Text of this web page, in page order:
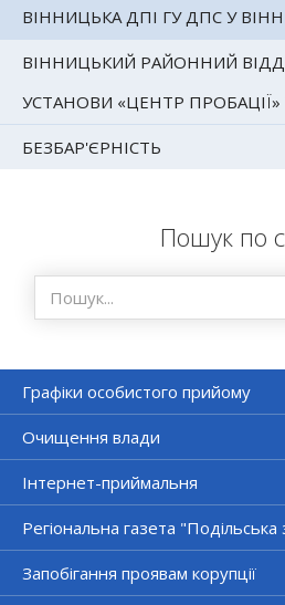
ВІННИЦЬКА ДПІ ГУ ДПС У
ВІННИЦЬКИЙ РАЙОННИЙ
УСТАНОВИ «ЦЕНТР ПРОБАЦІЇ»
БЕЗБАР'ЄРНІСТЬ
Пошук по
Графіки особистого прийому
Очищення влади
Інтернет-приймальня
Регіональна газета "Подільська
Запобігання проявам корупції